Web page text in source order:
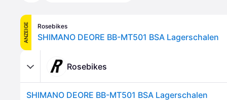
ANZEIGE Rosebikes
SHIMANO DEORE BB-MT501 BSA Lagerschalen
Rosebikes
SHIMANO DEORE BB-MT501 BSA Lagerschalen